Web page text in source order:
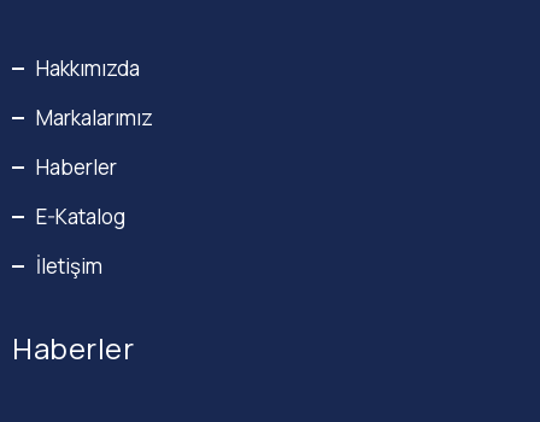
Hakkımızda
Markalarımız
Haberler
E-Katalog
İletişim
Haberler